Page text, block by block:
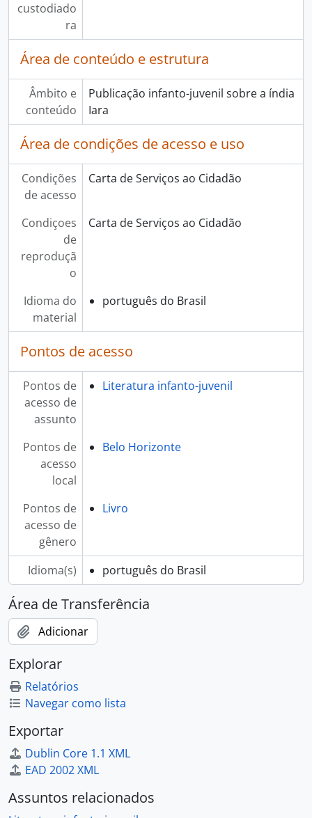
custodiado
ra
Área de conteúdo e estrutura
Âmbito e
conteúdo
Publicação infanto-juvenil sobre a índia
Iara
Área de condições de acesso e uso
Condições
de acesso
Carta de Serviços ao Cidadão
Condiçoes
de
reproduçã
o
Carta de Serviços ao Cidadão
Idioma do
material
português do Brasil
Pontos de acesso
Pontos de
acesso de
assunto
Literatura infanto-juvenil
Pontos de
acesso
local
Belo Horizonte
Pontos de
acesso de
gênero
Livro
Idioma(s) português do Brasil
Área de Transferência
Adicionar
Explorar
Relatórios
Navegar como lista
Exportar
Dublin Core 1.1 XML
EAD 2002 XML
Assuntos relacionados